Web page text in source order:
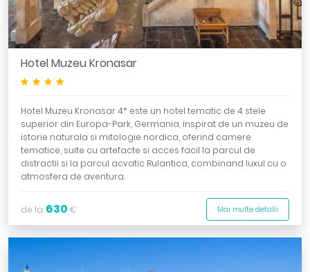
Hotel Muzeu Kronasar
Hotel Muzeu Kronasar 4* este un hotel tematic de 4 stele
superior din Europa-Park, Germania, inspirat de un muzeu de
istorie naturala si mitologie nordica, oferind camere
tematice, suite cu artefacte si acces facil la parcul de
distractii si la parcul acvatic Rulantica, combinand luxul cu o
atmosfera de aventura.
de la: 630 € Mai multe detalii